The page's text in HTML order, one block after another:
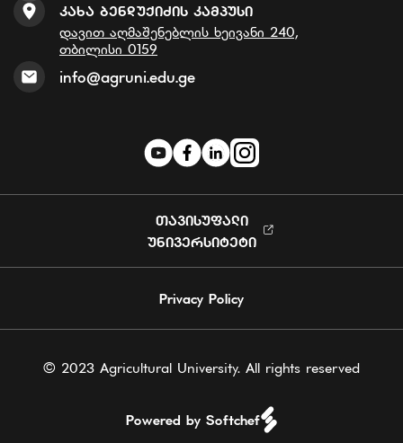
Კახა Ბენდუქიძის Კამპუსი
დავით აღმაშენებლის ხეივანი 240,
თბილისი 0159
info@agruni.edu.ge
ᲗᲐᲕᲘᲡᲣᲤᲐᲚᲘ
ᲣᲜᲘᲕᲔᲠᲡᲘᲢᲔᲢᲘ
Privacy Policy
© 2023 Agricultural University. All rights reserved
Powered by Softchef